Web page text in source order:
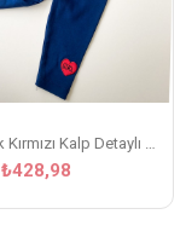
Kız Bebek Kırmızı Kalp Detaylı Taytlı Takım
₺428,98